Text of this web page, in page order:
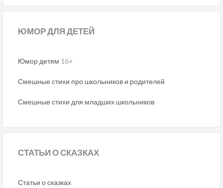
ЮМОРДЛЯ ДЕТЕЙ
Юмор детям 16+
Смешные стихи про школьников и родителей
Смешные стихи для младших школьников
СТАТЬИО СКАЗКАХ
Статьи о сказках